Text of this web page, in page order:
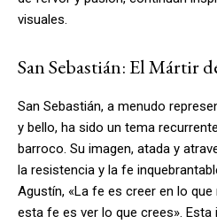
visuales.
San Sebastián: El Mártir
San Sebastián, a menudo
y bello, ha sido un tema
barroco. Su imagen, atada y
la resistencia y la fe
Agustín, «La fe es creer en lo
esta fe es ver lo que crees».